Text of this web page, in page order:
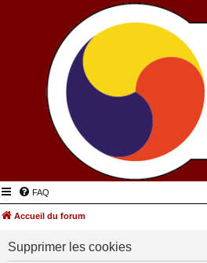
FAQ
Accueil du forum
Supprimer les cookies